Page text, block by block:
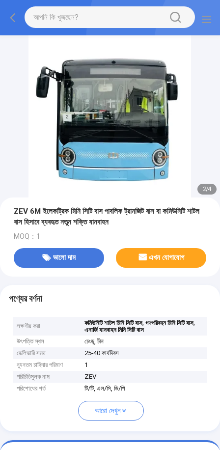
2/4
ZEV 6M ইলেকট্রিক মিনি সিটি বাস পাবলিক ট্রানজিট বাস বা কমিউনিটি শাটল
বাস হিসাবে ব্যবহৃত নতুন শক্তি যানবাহন
MOQ：1
ভালো দাম এখন যোগাযোগ
পণ্যের বর্ণনা
লক্ষণীয় করা কমিউনিটি শাটল মিনি সিটি বাস,গণপরিবহন মিনি সিটি বাস,
এনার্জি যানবাহন মিনি সিটি বাস
উৎপত্তি স্থল
চেংডু, চীন
ডেলিভারি সময়
25-40 কার্যদিবস
ন্যূনতম চাহিদার পরিমাণ
1
পরিচিতিমুলক নাম
ZEV
পরিশোধের শর্ত
টি/টি, এল/সি, ডি/পি
আরো দেখুন